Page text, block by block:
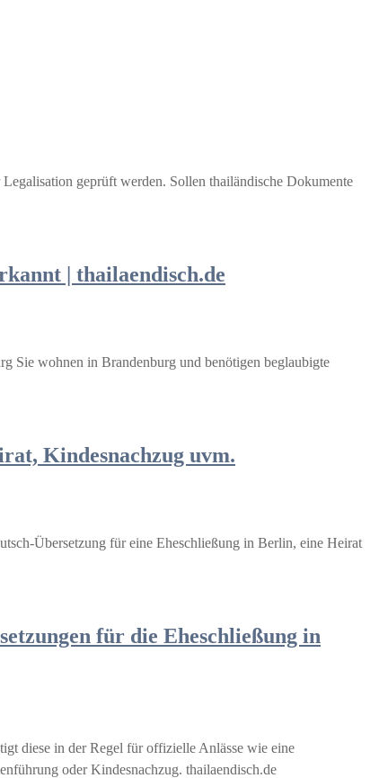
geprüft werden. Sollen thailändische Dokumente
| thailaendisch.de
Sie wohnen in Brandenburg und benötigen beglaubigte
Kindesnachzug uvm.
Übersetzung für eine Eheschließung in Berlin, eine Heirat
für die Eheschließung in
diese in der Regel für offizielle Anlässe wie eine
oder Kindesnachzug. thailaendisch.de